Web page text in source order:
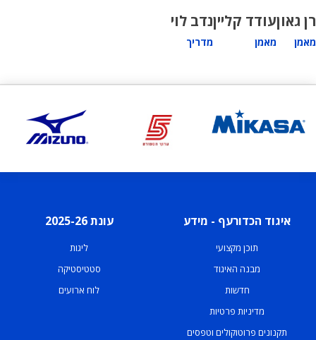
רן גאון
מאמן
עודד קליין
מאמן
נדב לוי
מדריך
איגוד הכדורעף - מידע
תוכן מקצועי
מבנה האיגוד
חדשות
מדיניות פרטיות
תקנונים פרוטוקולים וטפסים
עונת 2025-26
ליגות
סטטיסטיקה
לוח ארועים